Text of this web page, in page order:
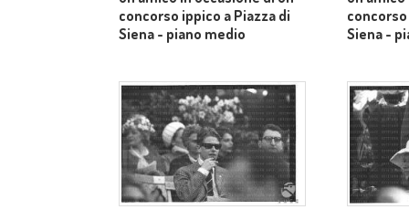
concorso ippico a Piazza di
Siena - piano medio
Siena -